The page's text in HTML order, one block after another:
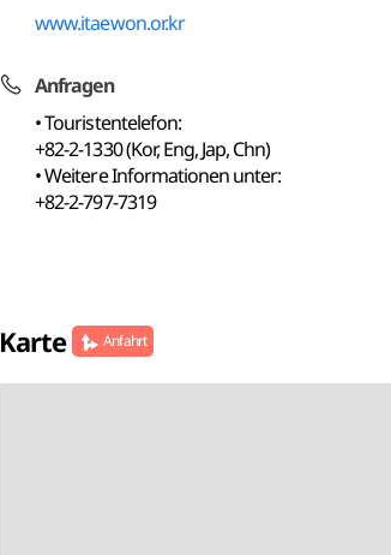
www.itaewon.or.kr
Anfragen
• Touristentelefon:
+82-2-1330 (Kor, Eng, Jap, Chn)
• Weitere Informationen unter:
+82-2-797-7319
Karte Anfahrt